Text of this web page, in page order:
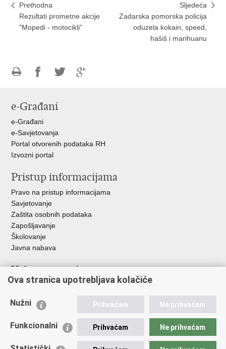
Prethodna
Rezultati prometne akcije
"Mopedi - motocikli"
Sljedeća
Zadarska pomorska policija
oduzela kokain, speed,
hašiš i marihuanu
FacebookuTwitteru
e-Građani
e-Građani
e-Savjetovanja
Portal otvorenih podataka RH
Izvozni portal
Pristup informacijama
Pravo na pristup informacijama
Savjetovanje
Zaštita osobnih podataka
Zapošljavanje
Školovanje
Javna nabava
Važne poveznice
Ministarstvo unutarnjih poslova
Udruge
Policijska akademija
Ova stranica upotrebljava kolačiće
Nužni Prihvaćam Ne prihvaćam
Funkcionalni Prihvaćam Ne prihvaćam